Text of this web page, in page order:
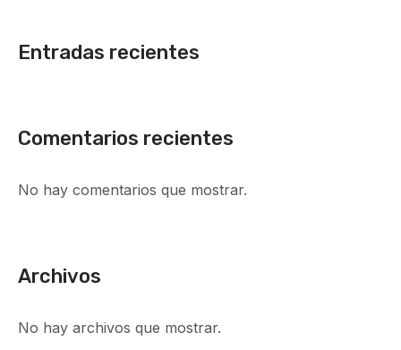
Entradas recientes
Comentarios recientes
No hay comentarios que mostrar.
Archivos
No hay archivos que mostrar.